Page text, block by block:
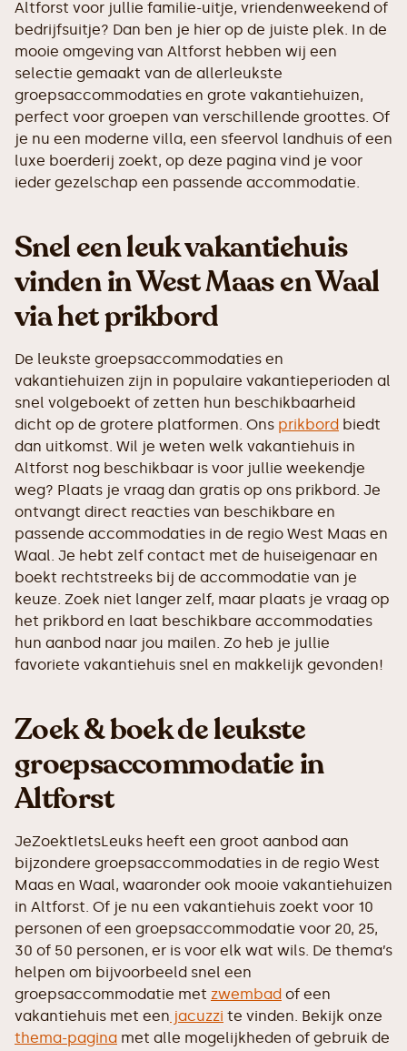
Altforst voor jullie familie-uitje, vriendenweekend of
bedrijfsuitje? Dan ben je hier op de juiste plek. In de
mooie omgeving van Altforst hebben wij een
selectie gemaakt van de allerleukste
groepsaccommodaties en grote vakantiehuizen,
perfect voor groepen van verschillende groottes. Of
je nu een moderne villa, een sfeervol landhuis of een
luxe boerderij zoekt, op deze pagina vind je voor
ieder gezelschap een passende accommodatie.
Snel een leuk vakantiehuis
vinden in West Maas en Waal
via het prikbord
De leukste groepsaccommodaties en
vakantiehuizen zijn in populaire vakantieperioden al
snel volgeboekt of zetten hun beschikbaarheid
dicht op de grotere platformen. Ons prikbord biedt
dan uitkomst. Wil je weten welk vakantiehuis in
Altforst nog beschikbaar is voor jullie weekendje
weg? Plaats je vraag dan gratis op ons prikbord. Je
ontvangt direct reacties van beschikbare en
passende accommodaties in de regio West Maas en
Waal. Je hebt zelf contact met de huiseigenaar en
boekt rechtstreeks bij de accommodatie van je
keuze. Zoek niet langer zelf, maar plaats je vraag op
het prikbord en laat beschikbare accommodaties
hun aanbod naar jou mailen. Zo heb je jullie
favoriete vakantiehuis snel en makkelijk gevonden!
Zoek & boek de leukste
groepsaccommodatie in
Altforst
JeZoektIetsLeuks heeft een groot aanbod aan
bijzondere groepsaccommodaties in de regio West
Maas en Waal, waaronder ook mooie vakantiehuizen
in Altforst. Of je nu een vakantiehuis zoekt voor 10
personen of een groepsaccommodatie voor 20, 25,
30 of 50 personen, er is voor elk wat wils. De thema’s
helpen om bijvoorbeeld snel een
groepsaccommodatie met zwembad of een
vakantiehuis met een jacuzzi te vinden. Bekijk onze
thema-pagina met alle mogelijkheden of gebruik de